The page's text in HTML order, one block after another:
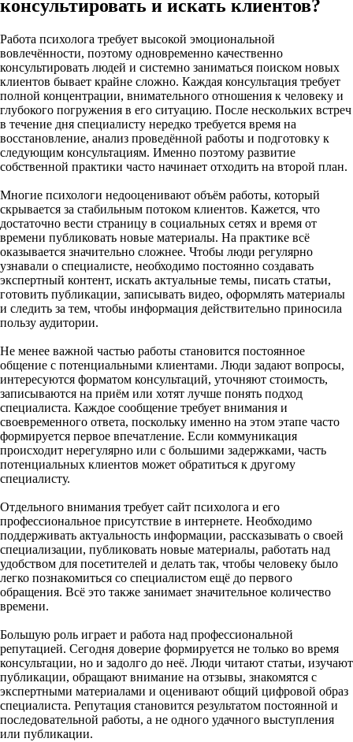
консультировать и искать клиентов?
Работа психолога требует высокой эмоциональной
вовлечённости, поэтому одновременно качественно
консультировать людей и системно заниматься поиском новых
клиентов бывает крайне сложно. Каждая консультация требует
полной концентрации, внимательного отношения к человеку и
глубокого погружения в его ситуацию. После нескольких встреч
в течение дня специалисту нередко требуется время на
восстановление, анализ проведённой работы и подготовку к
следующим консультациям. Именно поэтому развитие
собственной практики часто начинает отходить на второй план.
Многие психологи недооценивают объём работы, который
скрывается за стабильным потоком клиентов. Кажется, что
достаточно вести страницу в социальных сетях и время от
времени публиковать новые материалы. На практике всё
оказывается значительно сложнее. Чтобы люди регулярно
узнавали о специалисте, необходимо постоянно создавать
экспертный контент, искать актуальные темы, писать статьи,
готовить публикации, записывать видео, оформлять материалы
и следить за тем, чтобы информация действительно приносила
пользу аудитории.
Не менее важной частью работы становится постоянное
общение с потенциальными клиентами. Люди задают вопросы,
интересуются форматом консультаций, уточняют стоимость,
записываются на приём или хотят лучше понять подход
специалиста. Каждое сообщение требует внимания и
своевременного ответа, поскольку именно на этом этапе часто
формируется первое впечатление. Если коммуникация
происходит нерегулярно или с большими задержками, часть
потенциальных клиентов может обратиться к другому
специалисту.
Отдельного внимания требует сайт психолога и его
профессиональное присутствие в интернете. Необходимо
поддерживать актуальность информации, рассказывать о своей
специализации, публиковать новые материалы, работать над
удобством для посетителей и делать так, чтобы человеку было
легко познакомиться со специалистом ещё до первого
обращения. Всё это также занимает значительное количество
времени.
Большую роль играет и работа над профессиональной
репутацией. Сегодня доверие формируется не только во время
консультации, но и задолго до неё. Люди читают статьи, изучают
публикации, обращают внимание на отзывы, знакомятся с
экспертными материалами и оценивают общий цифровой образ
специалиста. Репутация становится результатом постоянной и
последовательной работы, а не одного удачного выступления
или публикации.